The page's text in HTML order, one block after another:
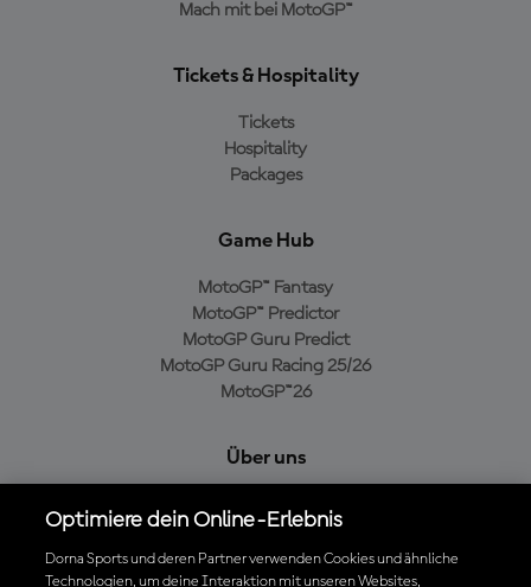
Mach mit bei MotoGP™
Tickets & Hospitality
Tickets
Hospitality
Packages
Game Hub
MotoGP™ Fantasy
MotoGP™ Predictor
MotoGP Guru Predict
MotoGP Guru Racing 25/26
MotoGP™26
Über uns
Cookie-Richtlinien
Geschäftsbedingungen
Optimiere dein Online-Erlebnis
Dorna Sports und deren Partner verwenden Cookies und ähnliche
Technologien, um deine Interaktion mit unseren Websites,